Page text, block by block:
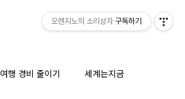
여행 경비 줄이기 세계는지금
오렌지노의 소리상자 구독하기